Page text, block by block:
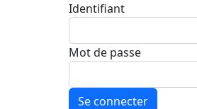
Identifiant
Mot de passe
Se connecter